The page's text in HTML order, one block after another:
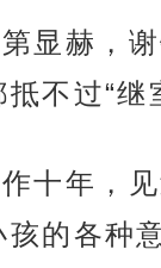
显赫，
不过“继
十年，
的各种